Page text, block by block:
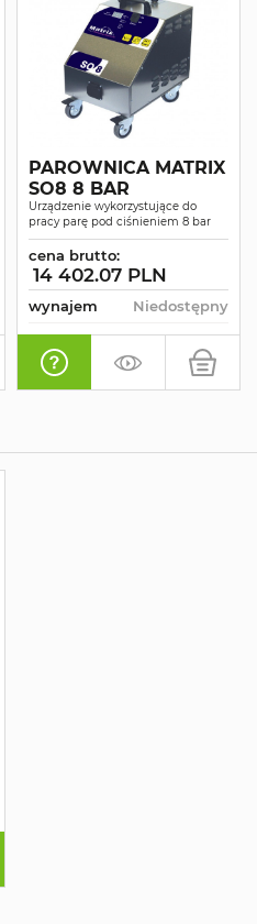
PAROWNICA MATRIX
SO8 8 BAR
Urządzenie wykorzystujące do
pracy parę pod ciśnieniem 8 bar
cena brutto:
14 402.07 PLN
wynajem Niedostępny